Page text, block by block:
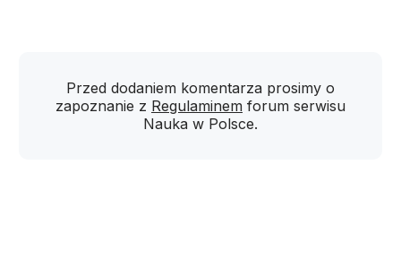
Przed dodaniem komentarza prosimy o
zapoznanie z Regulaminem forum serwisu
Nauka w Polsce.